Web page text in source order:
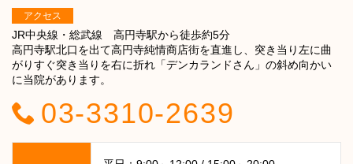
アクセス
JR中央線・総武線 高円寺駅から徒歩約5分
高円寺駅北口を出て高円寺純情商店街を直進し、突き当り左に曲
がりすぐ突き当りを右に折れ「デンカランドさん」の斜め向かい
に当院があります。
03-3310-2639